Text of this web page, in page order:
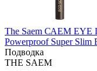
The Saem САЕМ EYE
Powerproof Super Slim
Подводка
THE SAEM